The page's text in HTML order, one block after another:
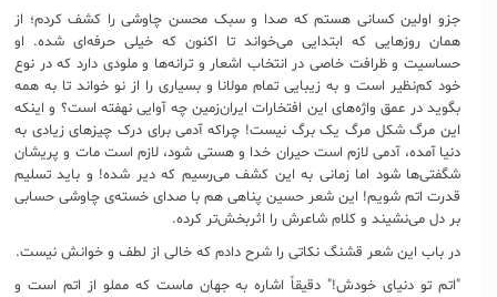
جزو اولین کسانی هستم که صدا و سبک محسن چاوشی را کشف کردم؛ از
همان روزهایی که ابتدایی می‌خواند تا اکنون که خیلی حرفه‌ای شده. او
حساسیت و ظرافت خاصی در انتخاب اشعار و ترانه‌ها و ملودی دارد که در نوع
خود کم‌نظیر است و به زیبایی تمام مولانا و بسیاری را از نو خواند تا به همه
بگوید در عمق واژه‌های این افتخارات ایران‌زمین چه آوایی نهفته است؟ و اینکه
این مرگ شکل مرگ یک برگ نیست! چراکه آدمی برای درک چیزهای زیادی به
دنیا آمده، آدمی لازم است حیران خدا و هستی شود، لازم است مات و پریشان
شگفتی‌ها شود اما زمانی به این کشف می‌رسیم که دیر شده! و باید تسلیم
قدرت اتم شویم! این شعر حسین پناهی هم با صدای خسته‌ی چاوشی حسابی
بر دل می‌نشیند و کلام شاعرش را اثربخش‌تر کرده.
در باب این شعر قشنگ نکاتی را شرح دادم که خالی از لطف و خوانش نیست.
"اتم تو دنیای خودش!" دقیقاً اشاره به جهان ماست که مملو از اتم است و